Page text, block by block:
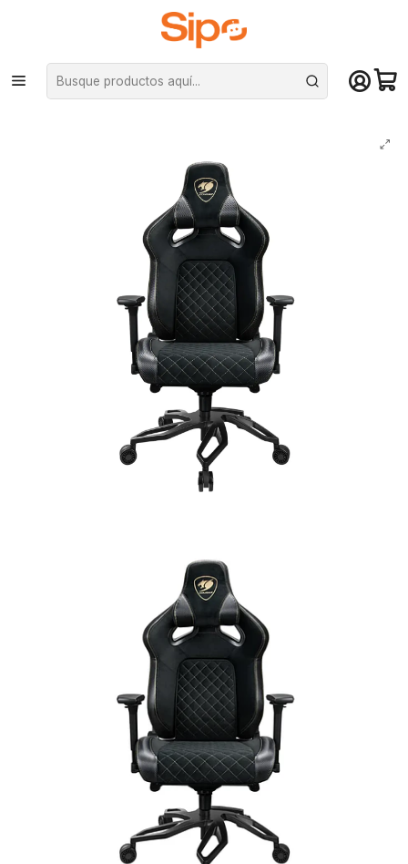
¡Compra hasta mediodía y recibe hoy! De lunes a sábado en el gran
Santiago. Envío gratis desde $29.990
Inicio Computación y Gamers Sillas y Escritorios Sillas
Silla Gamer Cougar Titan Pro V2 Gold F Brazos 4D LiftBack 155°